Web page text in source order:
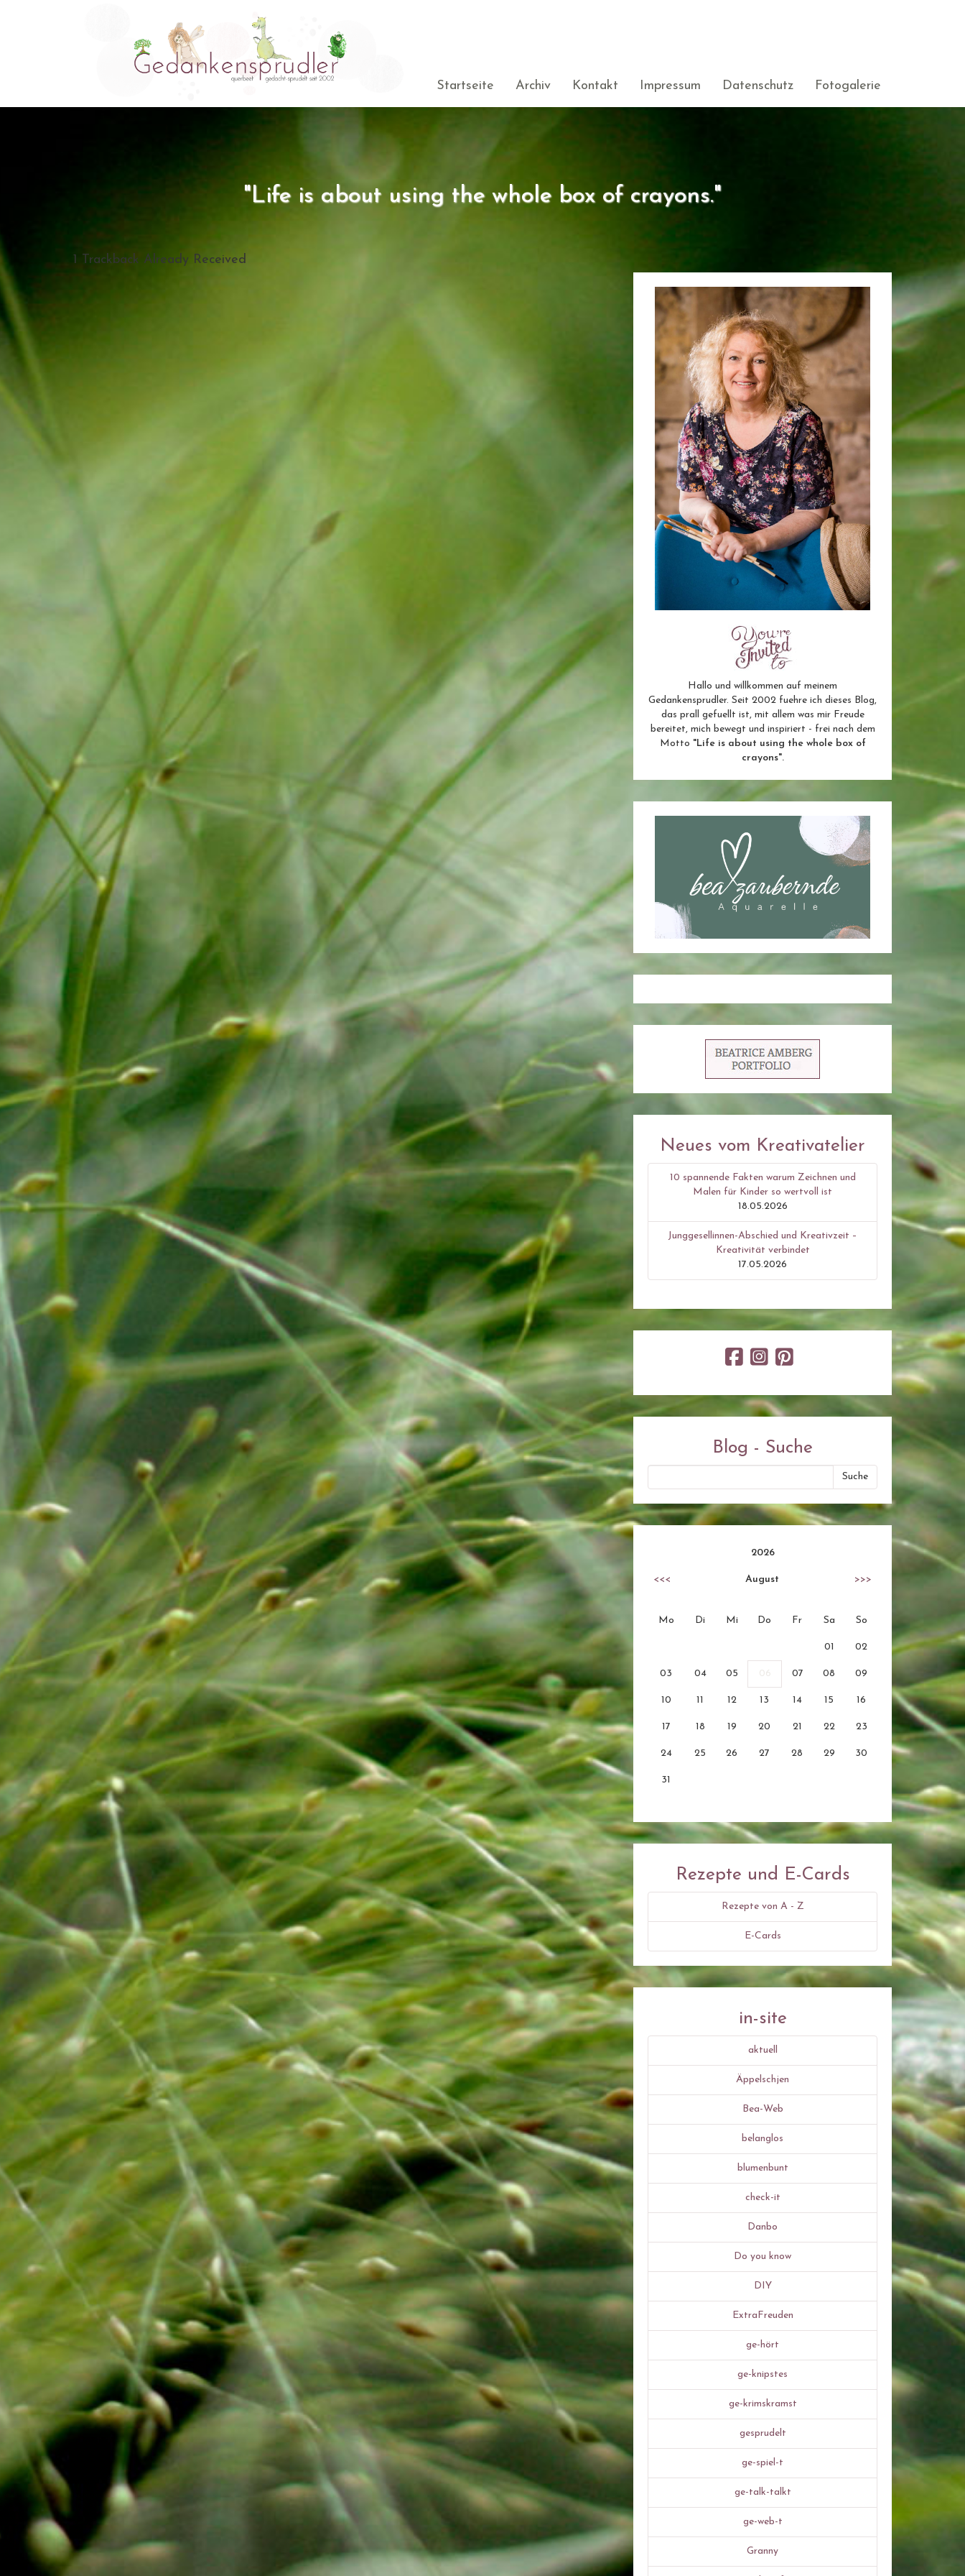
Startseite Archiv Kontakt Impressum Datenschutz Fotogalerie
"Life is about using the whole box of crayons."
1 Trackback Already Received
Hallo und willkommen auf meinem
Gedankensprudler. Seit 2002 fuehre ich dieses Blog,
das prall gefuellt ist, mit allem was mir Freude
bereitet, mich bewegt und inspiriert - frei nach dem
Motto "Life is about using the whole box of
crayons".
Neues vom Kreativatelier
10 spannende Fakten warum Zeichnen und
Malen für Kinder so wertvoll ist
18.05.2026
Junggesellinnen-Abschied und Kreativzeit –
Kreativität verbindet
17.05.2026
Blog - Suche
2026
<<< August >>>
Mo Di Mi Do Fr Sa So
01 02
03 04 05 06 07 08 09
10 11 12 13 14 15 16
17 18 19 20 21 22 23
24 25 26 27 28 29 30
31
Rezepte und E-Cards
Rezepte von A - Z
E-Cards
in-site
aktuell
Äppelschjen
Bea-Web
belanglos
blumenbunt
check-it
Danbo
Do you know
DIY
ExtraFreuden
ge-hört
ge-knipstes
ge-krimskramst
gesprudelt
ge-spiel-t
ge-talk-talkt
ge-web-t
Granny